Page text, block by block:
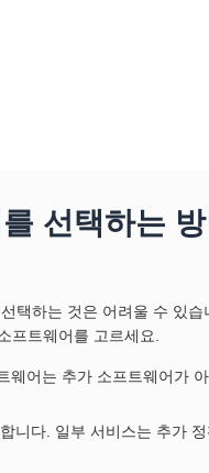
선택하는
택하는 것은 어려울 수 있습
프트웨어를 고르세요.
웨어는 추가 소프트웨어가
니다. 일부 서비스는 추가